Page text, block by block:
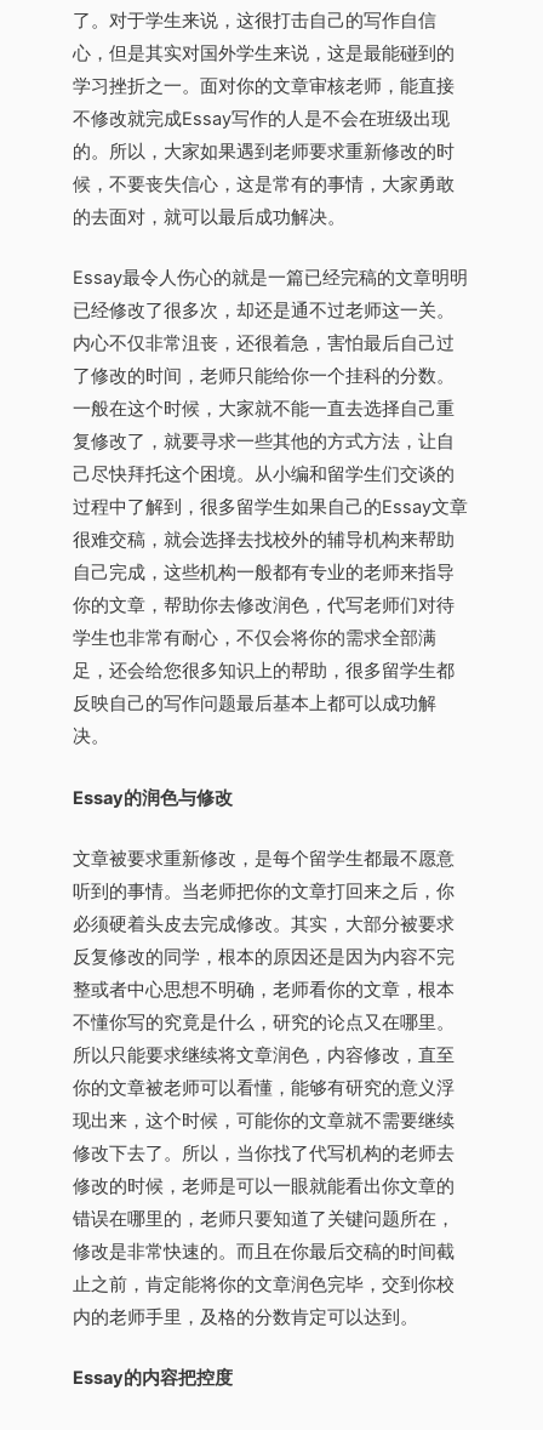
了。对于学生来说，这很打击自己的写作自信
心，但是其实对国外学生来说，这是最能碰到的
学习挫折之一。面对你的文章审核老师，能直接
不修改就完成Essay写作的人是不会在班级出现
的。所以，大家如果遇到老师要求重新修改的时
候，不要丧失信心，这是常有的事情，大家勇敢
的去面对，就可以最后成功解决。
Essay最令人伤心的就是一篇已经完稿的文章明明
已经修改了很多次，却还是通不过老师这一关。
内心不仅非常沮丧，还很着急，害怕最后自己过
了修改的时间，老师只能给你一个挂科的分数。
一般在这个时候，大家就不能一直去选择自己重
复修改了，就要寻求一些其他的方式方法，让自
己尽快拜托这个困境。从小编和留学生们交谈的
过程中了解到，很多留学生如果自己的Essay文章
很难交稿，就会选择去找校外的辅导机构来帮助
自己完成，这些机构一般都有专业的老师来指导
你的文章，帮助你去修改润色，代写老师们对待
学生也非常有耐心，不仅会将你的需求全部满
足，还会给您很多知识上的帮助，很多留学生都
反映自己的写作问题最后基本上都可以成功解
决。
Essay的润色与修改
文章被要求重新修改，是每个留学生都最不愿意
听到的事情。当老师把你的文章打回来之后，你
必须硬着头皮去完成修改。其实，大部分被要求
反复修改的同学，根本的原因还是因为内容不完
整或者中心思想不明确，老师看你的文章，根本
不懂你写的究竟是什么，研究的论点又在哪里。
所以只能要求继续将文章润色，内容修改，直至
你的文章被老师可以看懂，能够有研究的意义浮
现出来，这个时候，可能你的文章就不需要继续
修改下去了。所以，当你找了代写机构的老师去
修改的时候，老师是可以一眼就能看出你文章的
错误在哪里的，老师只要知道了关键问题所在，
修改是非常快速的。而且在你最后交稿的时间截
止之前，肯定能将你的文章润色完毕，交到你校
内的老师手里，及格的分数肯定可以达到。
Essay的内容把控度